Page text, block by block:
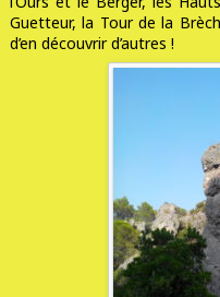
Guetteur, la Tour de la
d’en découvrir d’autres !